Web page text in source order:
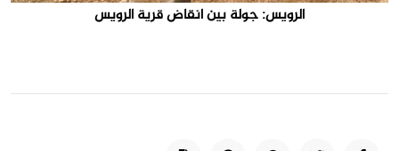
الرويس: جولة بين انقاض قرية الرويس